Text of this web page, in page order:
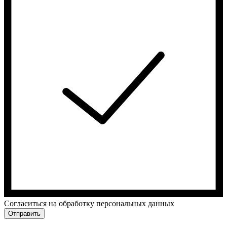
Cогласиться на обработку персональных данных
Отправить